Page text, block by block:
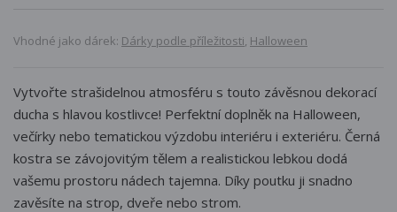
Vhodné jako dárek: Dárky podle příležitosti, Halloween
Vytvořte strašidelnou atmosféru s touto závěsnou dekorací
ducha s hlavou kostlivce! Perfektní doplněk na Halloween,
večírky nebo tematickou výzdobu interiéru i exteriéru. Černá
kostra se závojovitým tělem a realistickou lebkou dodá
vašemu prostoru nádech tajemna. Díky poutku ji snadno
zavěsíte na strop, dveře nebo strom.